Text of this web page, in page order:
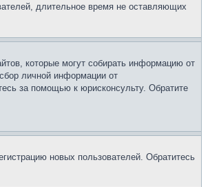
длительное время не оставляющих
которые могут собирать информацию от
личной информации от
за помощью к юрисконсульту. Обратите
новых пользователей. Обратитесь